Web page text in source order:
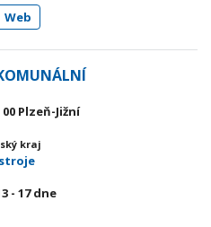
Web
Plzeň-Jižní
kraj
- 17dne